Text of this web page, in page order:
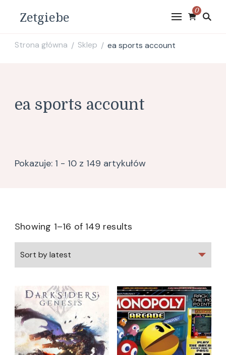
Zetgiebe 0
Strona główna / Sklep / ea sports account
ea sports account
Pokazuje: 1 - 10 z 149 artykułów
Showing 1–16 of 149 results